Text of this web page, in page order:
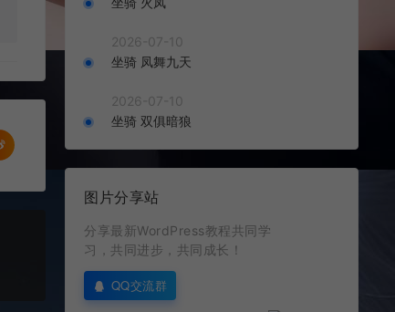
2026-07-10
坐骑 凤舞九天
2026-07-10
坐骑 双俱暗狼
图片分享站
分享最新WordPress教程共同学
习，共同进步，共同成长！
QQ交流群